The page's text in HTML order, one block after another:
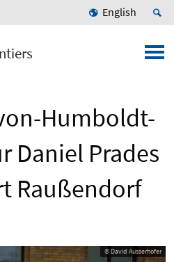
English
Humboldt-
Daniel Prades
Raußendorf
© David Ausserhofer